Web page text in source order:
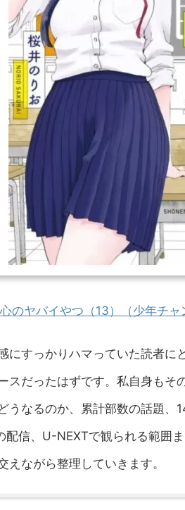
のヤバイやつ（13）（少年チャ
にすっかりハマっていた読者に
スだったはずです。私自身も
うなるのか、累計部数の話題
信、U-NEXTで観られる範囲
えながら整理していきます。